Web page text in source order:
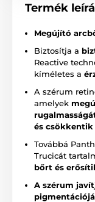
Termék
Megújító
Biztosítja a
Reactive
kíméletes a
A szérum
amelyek
és csökkentik
Továbbá
Trucicát
bőrt és
A szérum